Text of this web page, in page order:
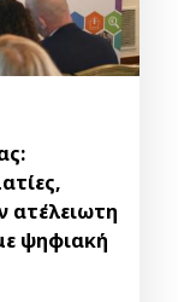
ατέλειωτη
ψηφιακή